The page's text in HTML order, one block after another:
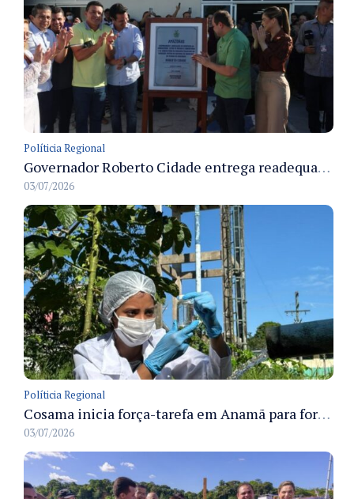
Políticia Regional
Governador Roberto Cidade entrega readequação do ambulatório da FCecon e amplia capacidade de atendimento oncológico em Manaus
03/07/2026
Políticia Regional
Cosama inicia força-tarefa em Anamã para fortalecer abastecimento de água e segurança hídrica da população
03/07/2026